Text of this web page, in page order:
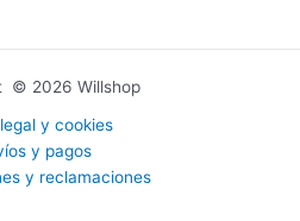
© 2026 Willshop
y cookies
y pagos
y reclamaciones